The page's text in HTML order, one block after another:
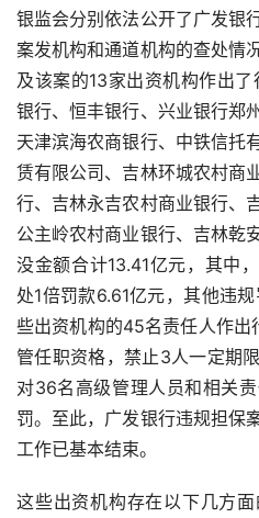
银监会分别依法公开了广发银
案发机构和通道机构的查处情
及该案的13家出资机构作出了
银行、恒丰银行、兴业银行郑
天津滨海农商银行、中铁信托
赁有限公司、吉林环城农村商
行、吉林永吉农村商业银行、
公主岭农村商业银行、吉林乾
没金额合计13.41亿元，其中
处1倍罚款6.61亿元，其他违
些出资机构的45名责任人作出
管任职资格，禁止3人一定期
对36名高级管理人员和相关
罚。至此，广发银行违规担保
工作已基本结束。
这些出资机构存在以下几方